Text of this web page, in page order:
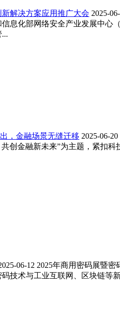
解决方案应用推广大会 2025-
息化部网络安全产业发展中心
，金融场景无缝迁移 2025-06-20
创金融新未来”为主题，紧扣
06-12 2025年商用密码展暨
技术与工业互联网、区块链等